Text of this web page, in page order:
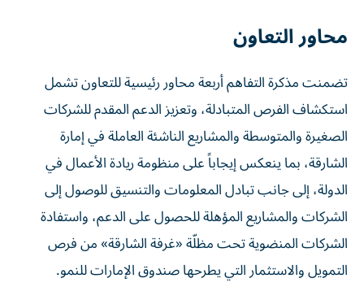
محاور التعاون
تضمنت مذكرة التفاهم أربعة محاور رئيسية للتعاون تشمل
استكشاف الفرص المتبادلة، وتعزيز الدعم المقدم للشركات
الصغيرة والمتوسطة والمشاريع الناشئة العاملة في إمارة
الشارقة، بما ينعكس إيجاباً على منظومة ريادة الأعمال في
الدولة، إلى جانب تبادل المعلومات والتنسيق للوصول إلى
الشركات والمشاريع المؤهلة للحصول على الدعم، واستفادة
الشركات المنضوية تحت مظلّة «غرفة الشارقة» من فرص
التمويل والاستثمار التي يطرحها صندوق الإمارات للنمو.